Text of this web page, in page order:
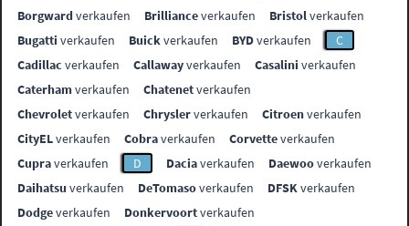
Borgwardverkaufen Brillianceverkaufen Bristolverkaufen
Bugatti verkaufen Buickverkaufen BYDverkaufen
C
Cadillac verkaufen Callawayverkaufen Casalini verkaufen
Caterhamverkaufen Chatenetverkaufen
Chevroletverkaufen Chryslerverkaufen Citroenverkaufen
CityELverkaufen Cobraverkaufen Corvetteverkaufen
Cupraverkaufen D Daciaverkaufen Daewooverkaufen
Daihatsu verkaufen DeTomasoverkaufen DFSKverkaufen
Dodgeverkaufen Donkervoortverkaufen